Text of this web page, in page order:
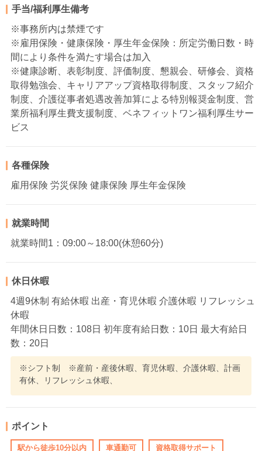
手当/福利厚生備考
※事務所内は禁煙です
※雇用保険・健康保険・厚生年金保険：所定労働日数・時
間により条件を満たす場合は加入
※健康診断、表彰制度、評価制度、懇親会、研修会、資格
取得勉強会、キャリアアップ資格取得制度、スタッフ紹介
制度、介護従事者処遇改善加算による特別報奨金制度、営
業所福利厚生費支援制度、ベネフィットワン福利厚生サー
ビス
各種保険
雇用保険 労災保険 健康保険 厚生年金保険
就業時間
就業時間1：09:00～18:00(休憩60分)
休日休暇
4週9休制 有給休暇 出産・育児休暇 介護休暇 リフレッシュ
休暇
年間休日日数：108日 初年度有給日数：10日 最大有給日
数：20日
※シフト制 ※産前・産後休暇、育児休暇、介護休暇、計画
有休、リフレッシュ休暇、
ポイント
駅から徒歩10分以内 車通勤可 資格取得サポート